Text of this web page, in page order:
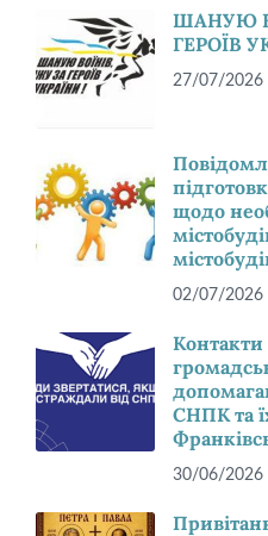
ШАНУЮ
ГЕРОЇВ
27/07/2026
щодо
02/07/2026
СНПК та
30/06/2026